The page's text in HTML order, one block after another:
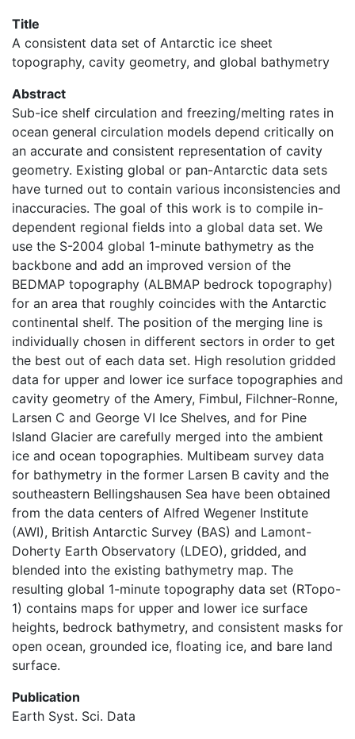
Title
A consistent data set of Antarctic ice sheet
topography, cavity geometry, and global bathymetry
Abstract
Sub-ice shelf circulation and freezing/melting rates in
ocean general circulation models depend critically on
an accurate and consistent representation of cavity
geometry. Existing global or pan-Antarctic data sets
have turned out to contain various inconsistencies and
inaccuracies. The goal of this work is to compile in-
dependent regional fields into a global data set. We
use the S-2004 global 1-minute bathymetry as the
backbone and add an improved version of the
BEDMAP topography (ALBMAP bedrock topography)
for an area that roughly coincides with the Antarctic
continental shelf. The position of the merging line is
individually chosen in different sectors in order to get
the best out of each data set. High resolution gridded
data for upper and lower ice surface topographies and
cavity geometry of the Amery, Fimbul, Filchner-Ronne,
Larsen C and George VI Ice Shelves, and for Pine
Island Glacier are carefully merged into the ambient
ice and ocean topographies. Multibeam survey data
for bathymetry in the former Larsen B cavity and the
southeastern Bellingshausen Sea have been obtained
from the data centers of Alfred Wegener Institute
(AWI), British Antarctic Survey (BAS) and Lamont-
Doherty Earth Observatory (LDEO), gridded, and
blended into the existing bathymetry map. The
resulting global 1-minute topography data set (RTopo-
1) contains maps for upper and lower ice surface
heights, bedrock bathymetry, and consistent masks for
open ocean, grounded ice, floating ice, and bare land
surface.
Publication
Earth Syst. Sci. Data